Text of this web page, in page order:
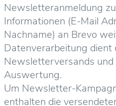
Newsletteranmeldung
Informationen (E-Mail
Nachname) an Brevo
Datenverarbeitung dient
Newsletterversands
Auswertung.
Um Newsletter-
enthalten die